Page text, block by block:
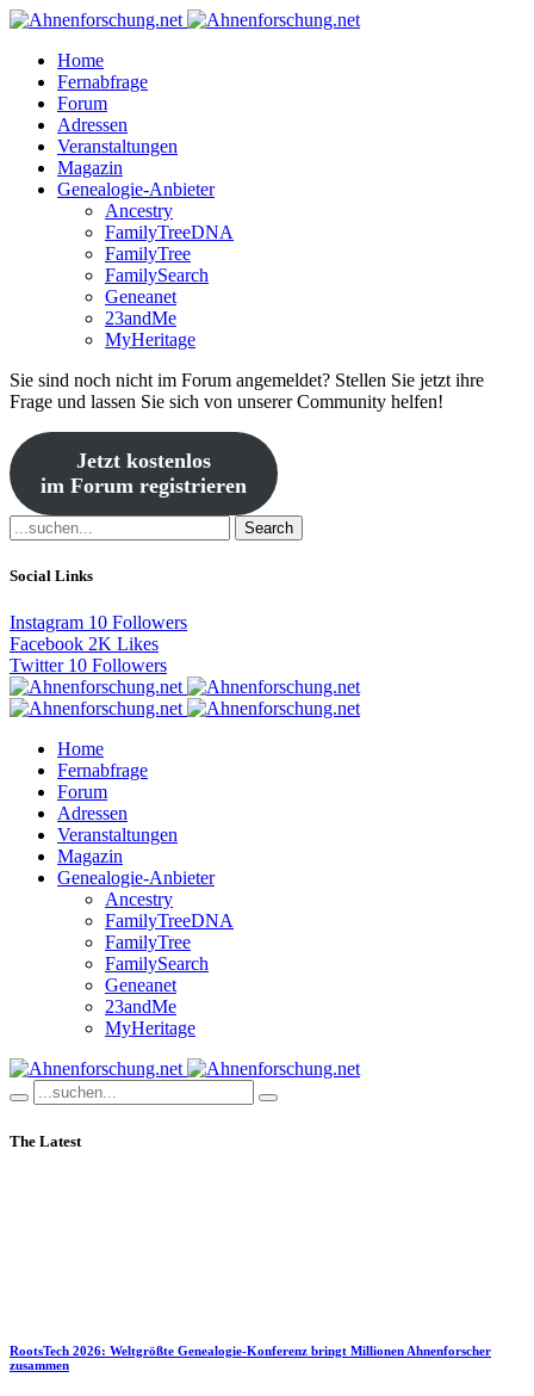
Home
Fernabfrage
Forum
Adressen
Veranstaltungen
Magazin
Genealogie-Anbieter
Ancestry
FamilyTreeDNA
FamilyTree
FamilySearch
Geneanet
23andMe
MyHeritage
Sie sind noch nicht im Forum angemeldet? Stellen Sie jetzt ihre
Frage und lassen Sie sich von unserer Community helfen!
Jetzt kostenlos
im Forum registrieren
Search
Social Links
Instagram 10 Followers
Facebook 2K Likes
Twitter 10 Followers
Home
Fernabfrage
Forum
Adressen
Veranstaltungen
Magazin
Genealogie-Anbieter
Ancestry
FamilyTreeDNA
FamilyTree
FamilySearch
Geneanet
23andMe
MyHeritage
The Latest
RootsTech 2026: Weltgrößte Genealogie-Konferenz bringt Millionen Ahnenforscher
zusammen